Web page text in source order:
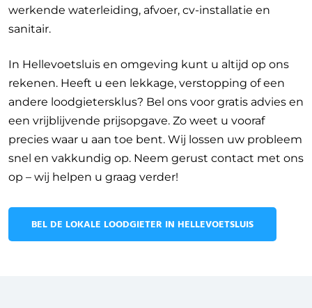
werkende waterleiding, afvoer, cv-installatie en
sanitair.
In Hellevoetsluis en omgeving kunt u altijd op ons
rekenen. Heeft u een lekkage, verstopping of een
andere loodgietersklus? Bel ons voor gratis advies en
een vrijblijvende prijsopgave. Zo weet u vooraf
precies waar u aan toe bent. Wij lossen uw probleem
snel en vakkundig op. Neem gerust contact met ons
op – wij helpen u graag verder!
BEL DE LOKALE LOODGIETER IN HELLEVOETSLUIS